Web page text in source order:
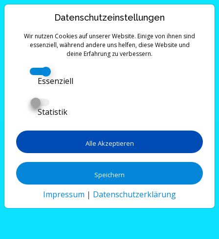
Datenschutzeinstellungen
Wir nutzen Cookies auf unserer Website. Einige von ihnen sind
essenziell, während andere uns helfen, diese Website und
deine Erfahrung zu verbessern.
Essenziell
Statistik
Alle Akzeptieren
Speichern
Impressum | Datenschutzerklärung